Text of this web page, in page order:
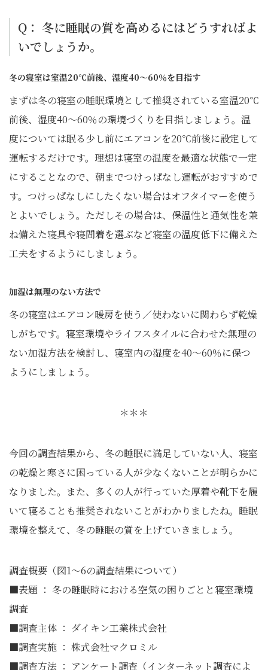
Q： 冬に睡眠の質を高めるにはどうすればよ
いでしょうか。
冬の寝室は室温20℃前後、湿度40～60％を目指す
まずは冬の寝室の睡眠環境として推奨されている室温20℃
前後、湿度40～60％の環境づくりを目指しましょう。温
度については眠る少し前にエアコンを20℃前後に設定して
運転するだけです。理想は寝室の温度を最適な状態で一定
にすることなので、朝までつけっぱなし運転がおすすめで
す。つけっぱなしにしたくない場合はオフタイマーを使う
とよいでしょう。ただしその場合は、保温性と通気性を兼
ね備えた寝具や寝間着を選ぶなど寝室の温度低下に備えた
工夫をするようにしましょう。
加湿は無理のない方法で
冬の寝室はエアコン暖房を使う／使わないに関わらず乾燥
しがちです。寝室環境やライフスタイルに合わせた無理の
ない加湿方法を検討し、寝室内の湿度を40～60％に保つ
ようにしましょう。
＊＊＊
今回の調査結果から、冬の睡眠に満足していない人、寝室
の乾燥と寒さに困っている人が少なくないことが明らかに
なりました。また、多くの人が行っていた厚着や靴下を履
いて寝ることも推奨されないことがわかりましたね。睡眠
環境を整えて、冬の睡眠の質を上げていきましょう。
調査概要（図1～6の調査結果について）
■表題 ： 冬の睡眠時における空気の困りごとと寝室環境
調査
■調査主体 ： ダイキン工業株式会社
■調査実施 ： 株式会社マクロミル
■調査方法 ： アンケート調査（インターネット調査によ